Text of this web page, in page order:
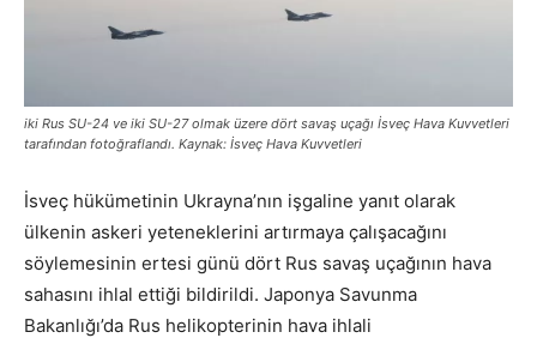
iki Rus SU-24 ve iki SU-27 olmak üzere dört savaş uçağı İsveç Hava Kuvvetleri
tarafından fotoğraflandı. Kaynak: İsveç Hava Kuvvetleri
İsveç hükümetinin Ukrayna’nın işgaline yanıt olarak
ülkenin askeri yeteneklerini artırmaya çalışacağını
söylemesinin ertesi günü dört Rus savaş uçağının hava
sahasını ihlal ettiği bildirildi. Japonya Savunma
Bakanlığı’da Rus helikopterinin hava ihlali